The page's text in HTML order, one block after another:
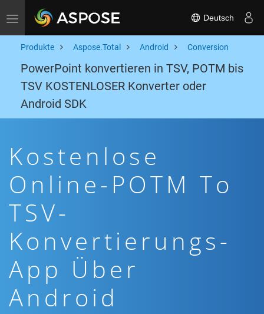
Toggle navigation Deutsch
Produkte Aspose.Total Android Conversion
PowerPoint konvertieren in TSV, POTM bis
TSV KOSTENLOSER Konverter oder
Android SDK
Kostenlose
Online-POTM To
TSV-
Konvertierungs-
App Über
Android